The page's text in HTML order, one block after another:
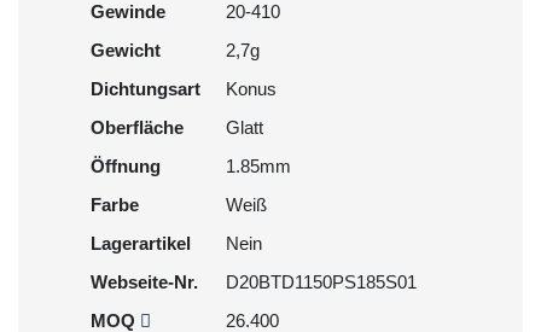
Gewinde
20-410
Gewicht
2,7g
Dichtungsart
Konus
Oberfläche
Glatt
Öffnung
1.85mm
Farbe
Weiß
Lagerartikel
Nein
Webseite-Nr.
D20BTD1150PS185S01
MOQ
26.400